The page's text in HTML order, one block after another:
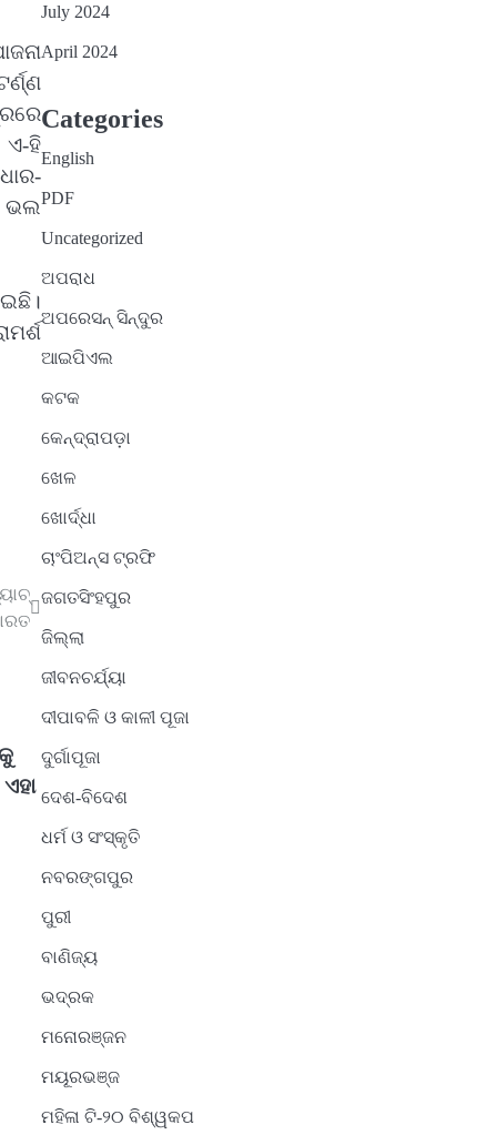
ଏ-ହି
ଭଲ
July 2024
April 2024
Categories
English
PDF
Uncategorized
ଅପରାଧ
ଅପରେସନ୍ ସିନ୍ଦୁର
ଆଇପିଏଲ
କଟକ
କେନ୍ଦ୍ରାପଡ଼ା
ଖେଳ
ଖୋର୍ଦ୍ଧା
ଚାଂପିଅନ୍ସ ଟ୍ରଫି
ଜଗତସିଂହପୁର
ଜିଲ୍ଲା
ଜୀବନଚର୍ଯ୍ୟା
ଦୀପାବଳି ଓ କାଳୀ ପୂଜା
ଦୁର୍ଗାପୂଜା
ଦେଶ-ବିଦେଶ
ଧର୍ମ ଓ ସଂସ୍କୃତି
ନବରଙ୍ଗପୁର
ପୁରୀ
ବାଣିଜ୍ୟ
ଭଦ୍ରକ
ମନୋରଞ୍ଜନ
ମୟୂରଭଞ୍ଜ
ମହିଳା ଟି-୨୦ ବିଶ୍ୱକପ
2